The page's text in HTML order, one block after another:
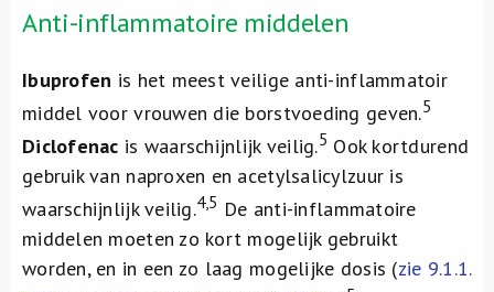
Anti-inflammatoire middelen
Ibuprofen is het meest veilige anti-inflammatoir
middel voor vrouwen die borstvoeding geven.5
Diclofenac is waarschijnlijk veilig.5 Ook kortdurend
gebruik van naproxen en acetylsalicylzuur is
waarschijnlijk veilig.4,5 De anti-inflammatoire
middelen moeten zo kort mogelijk gebruikt
worden, en in een zo laag mogelijke dosis (zie 9.1.1.